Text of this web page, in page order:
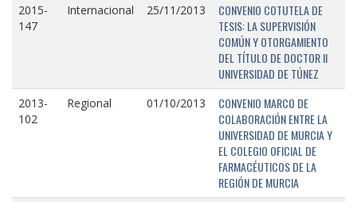
2015-
147
Internacional 25/11/2013
CONVENIO COTUTELA DE
TESIS: LA SUPERVISIÓN
COMÚN Y OTORGAMIENTO
DEL TÍTULO DE DOCTOR II
UNIVERSIDAD DE TÚNEZ
2013-
102
Regional 01/10/2013
CONVENIO MARCO DE
COLABORACIÓN ENTRE LA
UNIVERSIDAD DE MURCIA Y
EL COLEGIO OFICIAL DE
FARMACÉUTICOS DE LA
REGIÓN DE MURCIA